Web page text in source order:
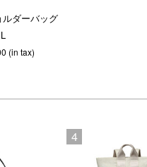
ダーバッグ
L
(in tax)
4